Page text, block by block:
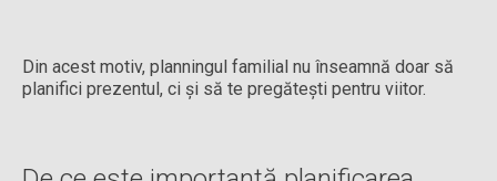
Din acest motiv, planningul familial nu înseamnă doar să
planifici prezentul, ci și să te pregătești pentru viitor.